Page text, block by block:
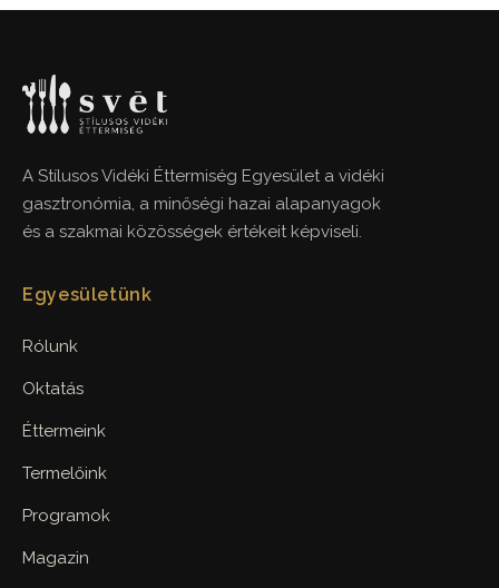
A Stílusos Vidéki Éttermiség Egyesület a vidéki
gasztronómia, a minőségi hazai alapanyagok
és a szakmai közösségek értékeit képviseli.
Egyesületünk
Rólunk
Oktatás
Éttermeink
Termelőink
Programok
Magazin